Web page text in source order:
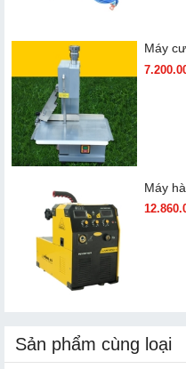
Máy
Máy
Sản phẩm cùng loại